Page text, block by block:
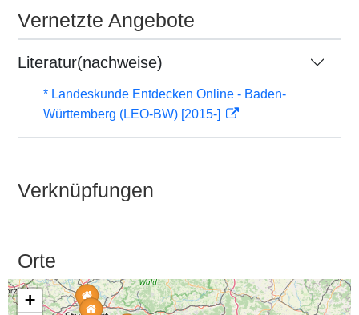
Vernetzte Angebote
Literatur(nachweise)
* Landeskunde Entdecken Online - Baden-
Württemberg (LEO-BW) [2015-]
Verknüpfungen
Orte
+